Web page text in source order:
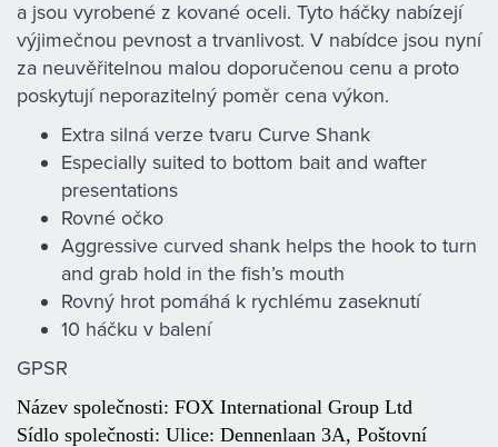
a jsou vyrobené z kované oceli. Tyto háčky nabízejí
výjimečnou pevnost a trvanlivost. V nabídce jsou nyní
za neuvěřitelnou malou doporučenou cenu a proto
poskytují neporazitelný poměr cena výkon.
Extra silná verze tvaru Curve Shank
Especially suited to bottom bait and wafter
presentations
Rovné očko
Aggressive curved shank helps the hook to turn
and grab hold in the fish’s mouth
Rovný hrot pomáhá k rychlému zaseknutí
10 háčku v balení
GPSR
Název společnosti: FOX International Group Ltd
Sídlo společnosti: Ulice: Dennenlaan 3A, Poštovní